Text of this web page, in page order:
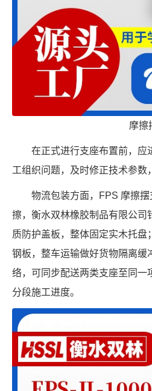
摩擦
在正式进行支座布置前，应
工组织问题，及时修正技术参
物流包装方面，FPS 摩擦
擦，衡水双林橡胶制品有限公
质防护盖板，整体固定实木托
钢板，整车运输做好货物隔离缓
络，可同步配送两类支座至同一
分段施工进度。